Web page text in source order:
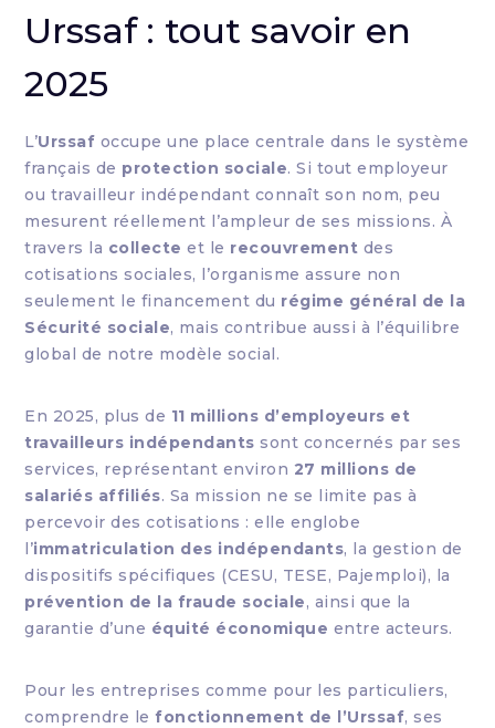
Urssaf : tout savoir en
2025
L’Urssaf occupe une place centrale dans le système
français de protection sociale. Si tout employeur
ou travailleur indépendant connaît son nom, peu
mesurent réellement l’ampleur de ses missions. À
travers la collecte et le recouvrement des
cotisations sociales, l’organisme assure non
seulement le financement du régime général de la
Sécurité sociale, mais contribue aussi à l’équilibre
global de notre modèle social.
En 2025, plus de 11 millions d’employeurs et
travailleurs indépendants sont concernés par ses
services, représentant environ 27 millions de
salariés affiliés. Sa mission ne se limite pas à
percevoir des cotisations : elle englobe
l’immatriculation des indépendants, la gestion de
dispositifs spécifiques (CESU, TESE, Pajemploi), la
prévention de la fraude sociale, ainsi que la
garantie d’une équité économique entre acteurs.
Pour les entreprises comme pour les particuliers,
comprendre le fonctionnement de l’Urssaf, ses